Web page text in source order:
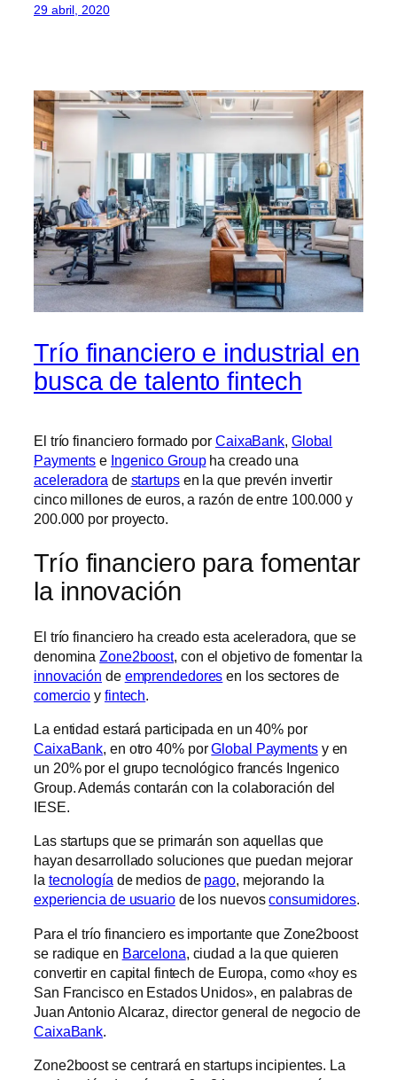
29 abril, 2020
Trío financiero e industrial en
busca de talento fintech
El trío financiero formado por CaixaBank Global
Payments e Ingenico Groupha creado una
aceleradora de startupsen la que prevén invertir
cinco millones de euros, a razón de entre 100.000 y
200.000 por proyecto.
Trío financiero para fomentar
la innovación
El trío financiero ha creado esta aceleradora, que se
denominaZone2boost, con el objetivo de fomentar la
innovación de emprendedores en los sectores de
comercio y fintech.
La entidad estará participada en un 40% por
CaixaBank, en otro 40% porGlobal Paymentsy en
un 20% por el grupo tecnológico francés Ingenico
Group. Además contarán con la colaboración del
IESE.
Las startups que se primarán son aquellas que
hayan desarrollado soluciones que puedan mejorar
la tecnología de medios de pago, mejorando la
experiencia de usuariode los nuevosconsumidores.
Para el trío financiero es importante que Zone2boost
se radique en Barcelona, ciudad a la que quieren
convertir en capital fintech de Europa, como «hoy es
San Francisco en Estados Unidos», en palabras de
Juan Antonio Alcaraz, director general de negocio de
CaixaBank.
Zone2boost se centrará en startups incipientes. La